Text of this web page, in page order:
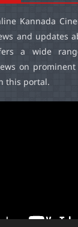
Kannada
and updates
a wide
on
this portal.